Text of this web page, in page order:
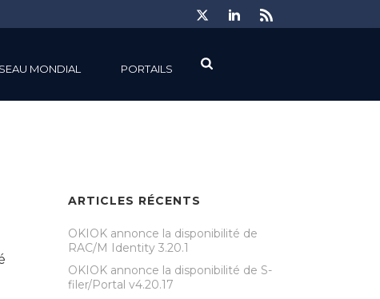
MONDIAL PORTAILS
ARTICLES RÉCENTS
OKIOK annonce la disponibilité de
RAC/M Identity 3.20.1
OKIOK annonce la disponibilité de S-
filer/Portal v4.20.17